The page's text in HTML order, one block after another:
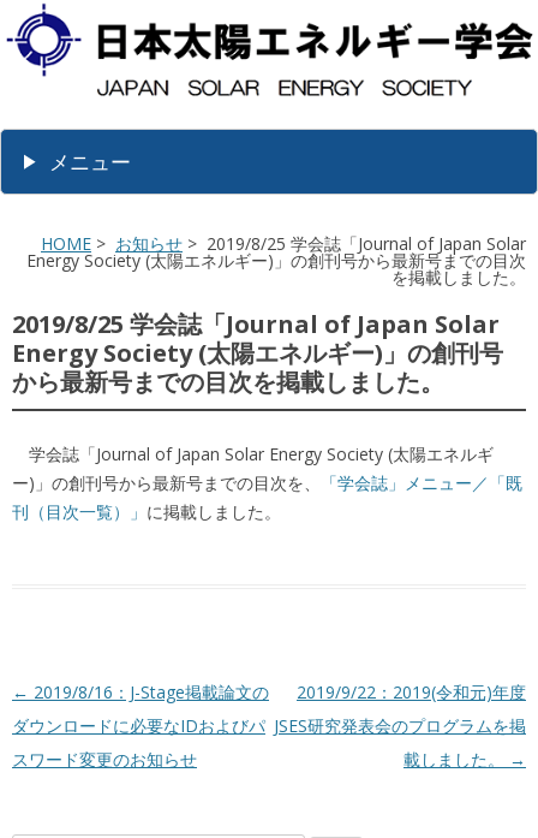
メニュー
HOME > お知らせ > 2019/8/25 学会誌「Journal of Japan Solar
Energy Society (太陽エネルギー)」の創刊号から最新号までの目次
を掲載しました。
2019/8/25 学会誌「Journal of Japan Solar
Energy Society (太陽エネルギー)」の創刊号
から最新号までの目次を掲載しました。
学会誌「Journal of Japan Solar Energy Society (太陽エネルギ
ー)」の創刊号から最新号までの目次を、
「学会誌」メニュー／「既
刊（目次一覧）」 に掲載しました。
投稿ナビゲーション
← 2019/8/16：J-Stage掲載論文の
ダウンロードに必要なIDおよびパ
スワード変更のお知らせ
2019/9/22：2019(令和元)年度
JSES研究発表会のプログラムを掲
載しました。
→